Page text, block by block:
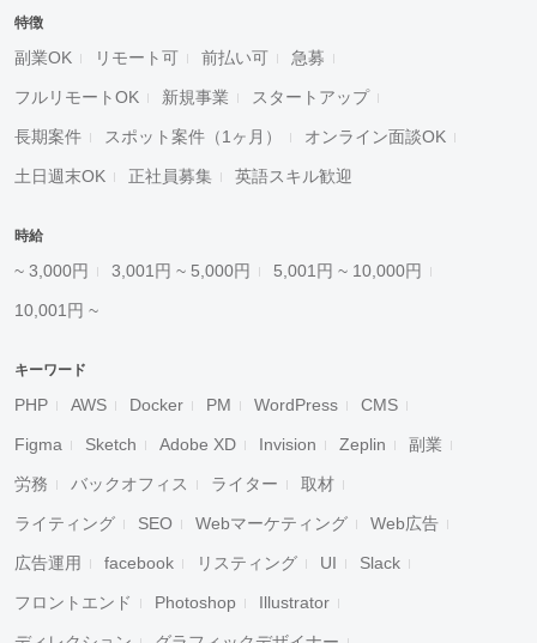
特徴
副業OK リモート可 前払い可 急募
フルリモートOK 新規事業 スタートアップ
長期案件 スポット案件（1ヶ月） オンライン面談OK
土日週末OK 正社員募集 英語スキル歓迎
時給
~ 3,000円 3,001円 ~ 5,000円 5,001円 ~ 10,000円
10,001円 ~
キーワード
PHP AWS Docker PM WordPress CMS
Figma Sketch Adobe XD Invision Zeplin 副業
労務 バックオフィス ライター 取材
ライティング SEO Webマーケティング Web広告
広告運用 facebook リスティング UI Slack
フロントエンド Photoshop Illustrator